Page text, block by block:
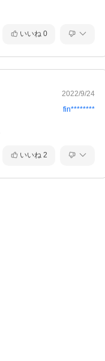
いいね 0
2022/9/24
fin********
いいね 2